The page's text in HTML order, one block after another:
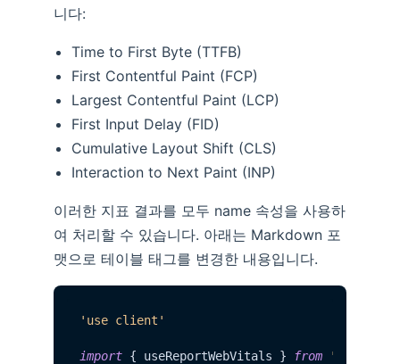
니다:
Time to First Byte (TTFB)
First Contentful Paint (FCP)
Largest Contentful Paint (LCP)
First Input Delay (FID)
Cumulative Layout Shift (CLS)
Interaction to Next Paint (INP)
이러한 지표 결과를 모두 name 속성을 사용하
여 처리할 수 있습니다. 아래는 Markdown 포
맷으로 테이블 태그를 변경한 내용입니다.
'use client'
import { useReportWebVitals } from 'next/